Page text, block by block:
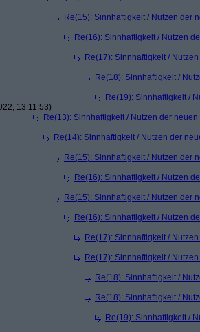
Re(15): Sinnhaftigkeit / Nutzen der
Re(16): Sinnhaftigkeit / Nutzen
Re(17): Sinnhaftigkeit /
Re(18): Sinnhaftigkeit /
Re(19): Sinnhaftigkeit /
13:11:53)
Re(13): Sinnhaftigkeit / Nutzen der neuen
Re(14): Sinnhaftigkeit / Nutzen der
Re(15): Sinnhaftigkeit / Nutzen der
Re(16): Sinnhaftigkeit / Nutzen
Re(15): Sinnhaftigkeit / Nutzen der
Re(16): Sinnhaftigkeit / Nutzen
Re(17): Sinnhaftigkeit /
Re(17): Sinnhaftigkeit /
Re(18): Sinnhaftigkeit /
Re(18): Sinnhaftigkeit /
Re(19): Sinnhaftigkeit /